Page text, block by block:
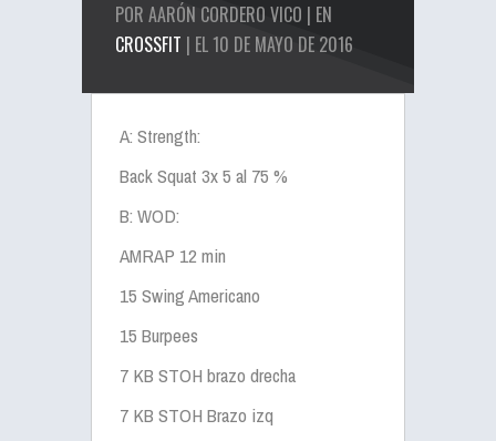
POR AARÓN CORDERO VICO | EN
CROSSFIT | EL 10 DE MAYO DE 2016
A: Strength:
Back Squat 3x 5 al 75 %
B: WOD:
AMRAP 12 min
15 Swing Americano
15 Burpees
7 KB STOH brazo drecha
7 KB STOH Brazo izq